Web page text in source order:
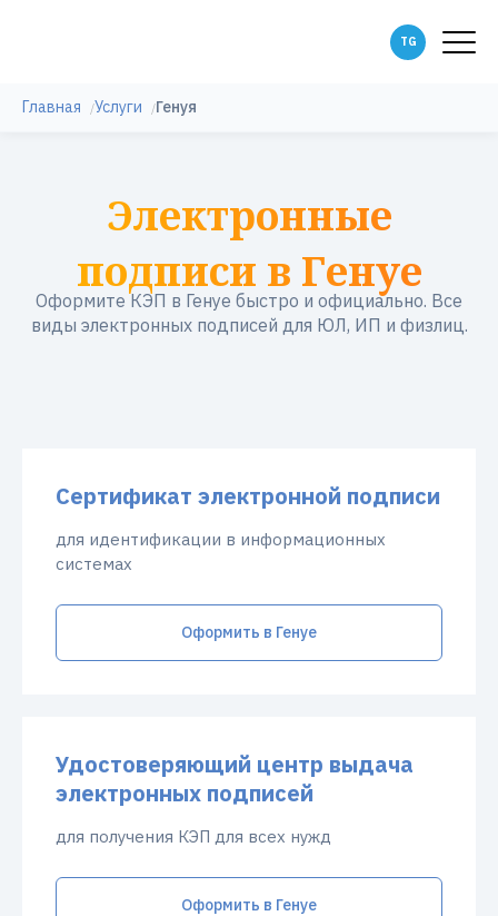
Главная Услуги Генуя
Электронные
подписи в Генуе
Оформите КЭП в Генуе быстро и официально. Все
виды электронных подписей для ЮЛ, ИП и физлиц.
Сертификат электронной подписи
для идентификации в информационных
системах
Оформить в Генуе
Удостоверяющий центр выдача
электронных подписей
для получения КЭП для всех нужд
Оформить в Генуе